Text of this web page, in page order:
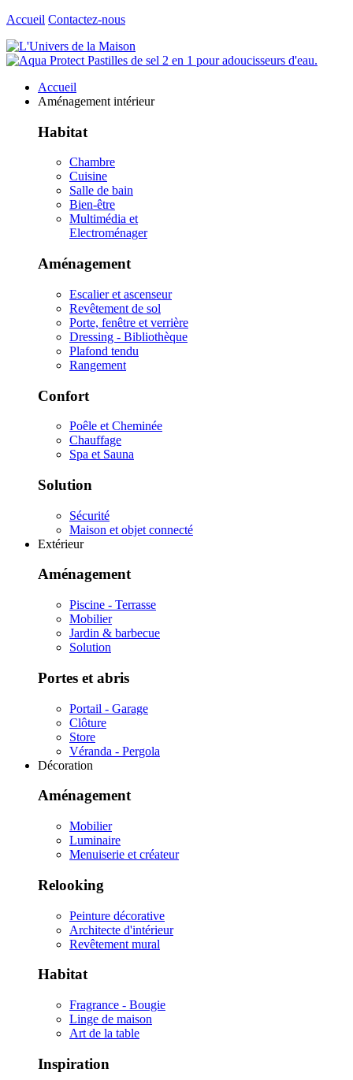
Accueil Contactez-nous
Accueil
Aménagement intérieur
Habitat
Chambre
Cuisine
Salle de bain
Bien-être
Multimédia et
Electroménager
Aménagement
Escalier et ascenseur
Revêtement de sol
Porte, fenêtre et verrière
Dressing - Bibliothèque
Plafond tendu
Rangement
Confort
Poêle et Cheminée
Chauffage
Spa et Sauna
Solution
Sécurité
Maison et objet connecté
Extérieur
Aménagement
Piscine - Terrasse
Mobilier
Jardin & barbecue
Solution
Portes et abris
Portail - Garage
Clôture
Store
Véranda - Pergola
Décoration
Aménagement
Mobilier
Luminaire
Menuiserie et créateur
Relooking
Peinture décorative
Architecte d'intérieur
Revêtement mural
Habitat
Fragrance - Bougie
Linge de maison
Art de la table
Inspiration